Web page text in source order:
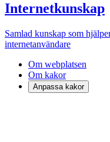
Internetkunskap
Samlad kunskap som
internetanvändare
Om webplatsen
Om kakor
Anpassa kakor